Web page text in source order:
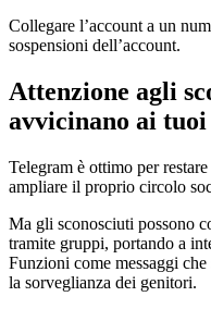
Collegare l’account a un
sospensioni dell’account.
Attenzione agli
avvicinano ai
Telegram è ottimo per
ampliare il proprio circolo
Ma gli sconosciuti possono
tramite gruppi, portando a
Funzioni come messaggi
la sorveglianza dei genitori.